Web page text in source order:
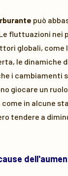
può
fluttuazioni nei
globali, come
le dinamiche
i cambiamenti
giocare un
in alcune
tendere a